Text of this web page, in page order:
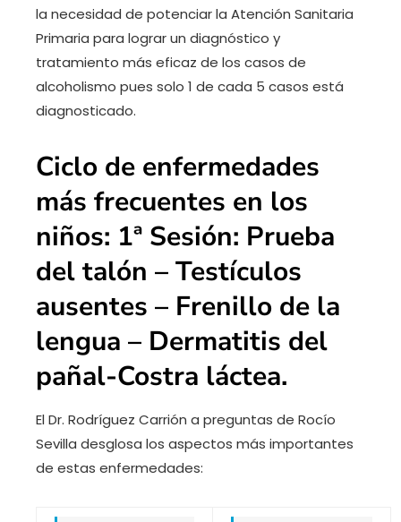
la necesidad de potenciar la Atención Sanitaria
Primaria para lograr un diagnóstico y
tratamiento más eficaz de los casos de
alcoholismo pues solo 1 de cada 5 casos está
diagnosticado.
Ciclo de enfermedades
más frecuentes en los
niños: 1ª Sesión: Prueba
del talón – Testículos
ausentes – Frenillo de la
lengua – Dermatitis del
pañal-Costra láctea.
El Dr. Rodríguez Carrión a preguntas de Rocío
Sevilla desglosa los aspectos más importantes
de estas enfermedades: